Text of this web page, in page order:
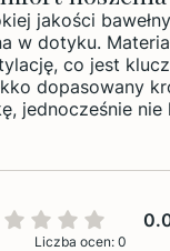
jakości
w dotyku.
co jest
dopasowany
jednocześnie nie
Liczba ocen: 0